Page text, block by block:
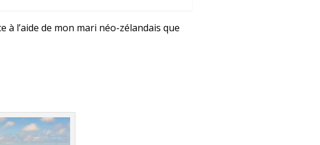
l’aide de mon mari néo-zélandais que